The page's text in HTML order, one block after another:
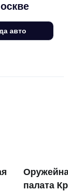
авто
палата